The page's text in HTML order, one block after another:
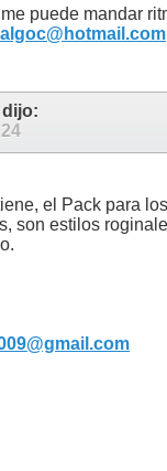
puede mandar
dijo:
el Pack para
son estilos